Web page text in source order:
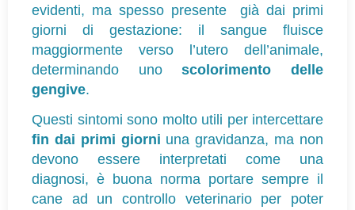
evidenti, ma spesso presente  già dai primi
giorni di gestazione: il sangue fluisce
maggiormente verso l’utero dell’animale,
determinando uno scolorimento delle
gengive.
fin dai primi giorni una gravidanza, ma non
devono essere interpretati come una
diagnosi, è buona norma portare sempre il
cane ad un controllo veterinario per poter